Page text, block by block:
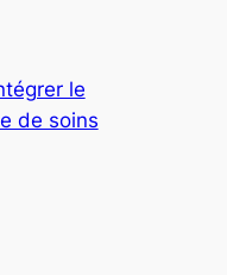
le
de soins